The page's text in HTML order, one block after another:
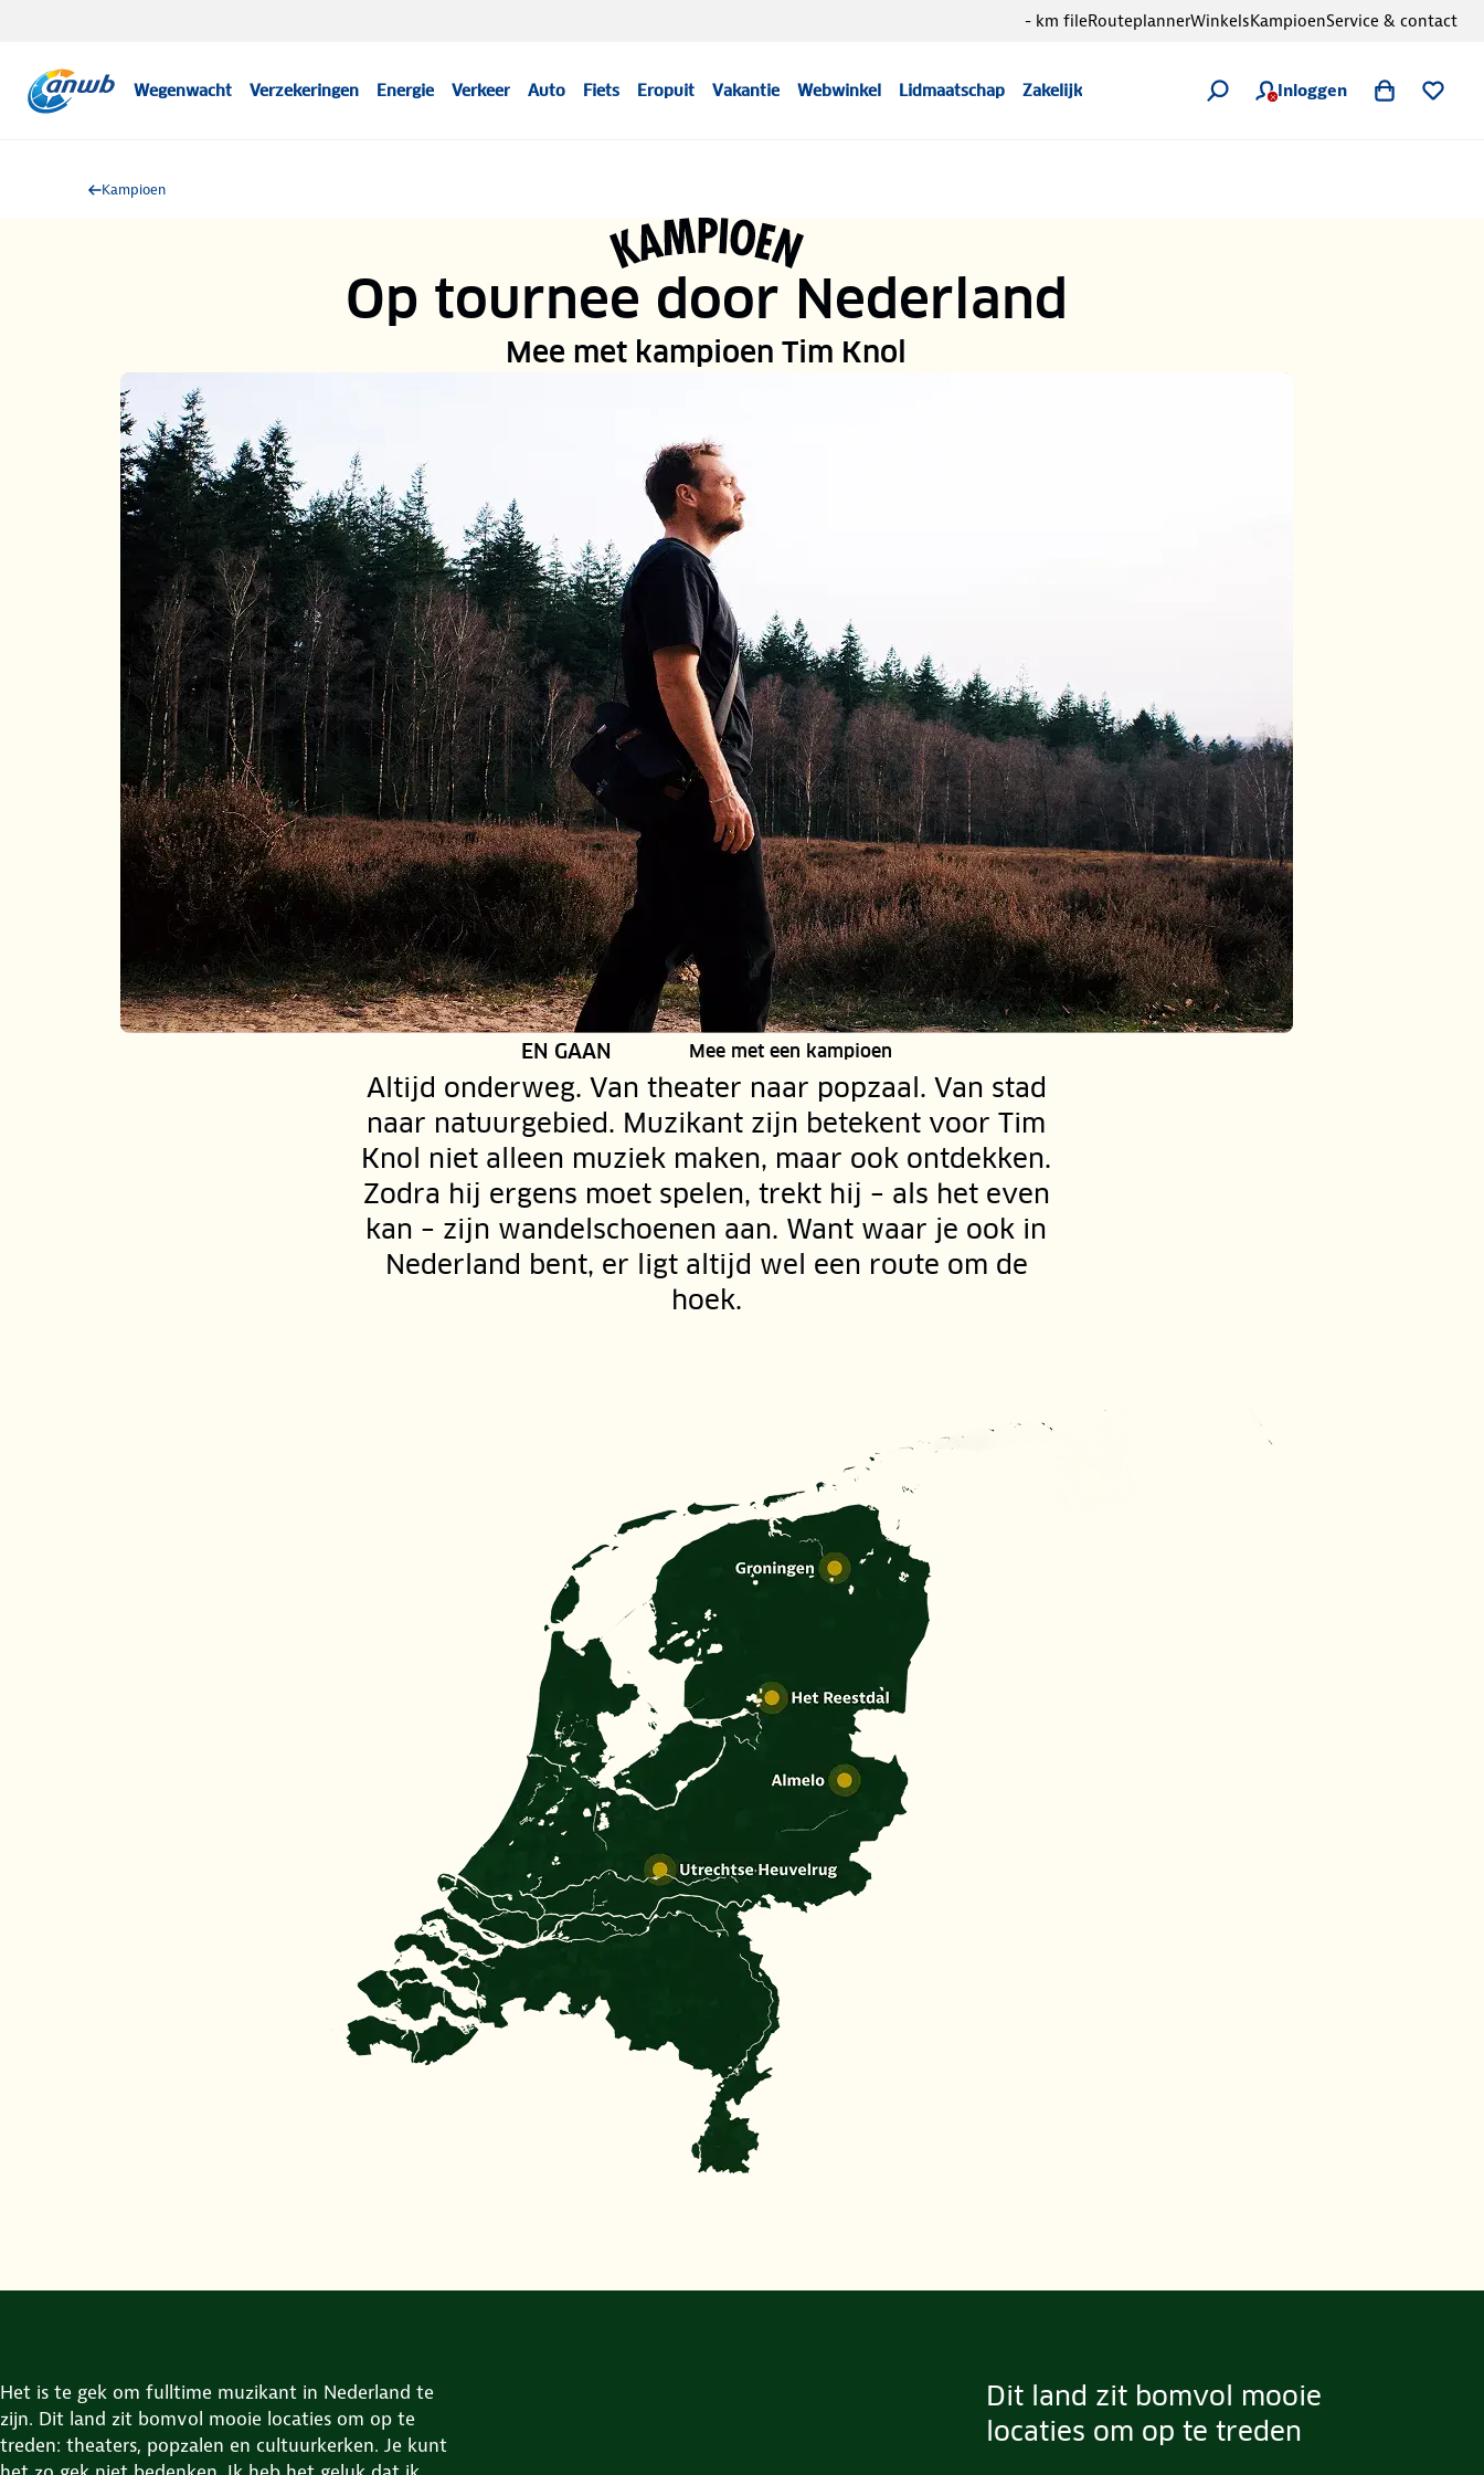
Wegenwacht Verzekeringen Energie Verkeer Auto Fiets Eropuit Vakantie Webwinkel Lidmaatschap Zakelijk Inloggen
- km fileRouteplannerWinkelsKampioenService & contact
Kampioen
Op tournee door Nederland
Mee met kampioen Tim Knol
RUBRIEK:
EN GAAN Mee met een kampioen
Altijd onderweg. Van theater naar popzaal. Van stad
naar natuurgebied. Muzikant zijn betekent voor Tim
Knol niet alleen muziek maken, maar ook ontdekken.
Zodra hij ergens moet spelen, trekt hij – als het even
kan – zijn wandelschoenen aan. Want waar je ook in
Nederland bent, er ligt altijd wel een route om de
hoek.
Het is te gek om fulltime muzikant in Nederland te
zijn. Dit land zit bomvol mooie locaties om op te
treden: theaters, popzalen en cultuurkerken. Je kunt
Dit land zit bomvol mooie
locaties om op te treden